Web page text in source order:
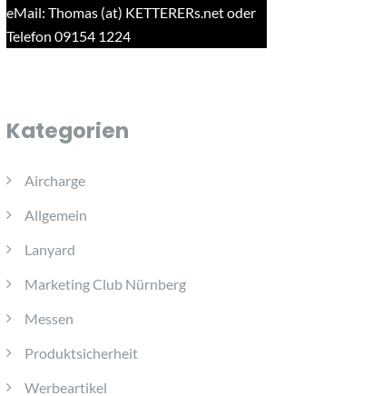
eMail: Thomas (at) KETTERERs.net oder
Telefon 09154 1224
Kategorien
Aircharge
Allgemein
Lanyard
Marketing Club Nürnberg
Messen
Produktsicherheit
Werbeartikel